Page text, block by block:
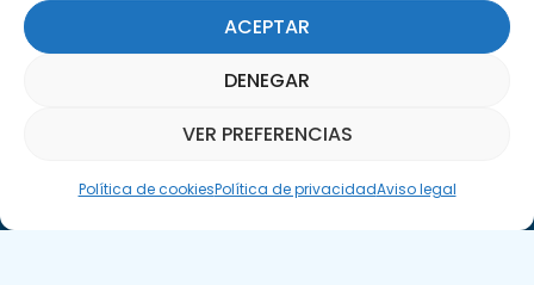
ACEPTAR
DENEGAR
VER PREFERENCIAS
Política de cookiesPolítica de privacidadAviso legal
Suscríbete a nuestra Newsletter